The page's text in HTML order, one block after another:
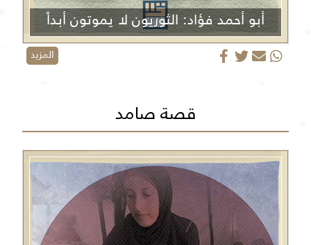
أبو أحمد فؤاد: الثوريون لا يموتون أبداً
المزيد
قصة صامد